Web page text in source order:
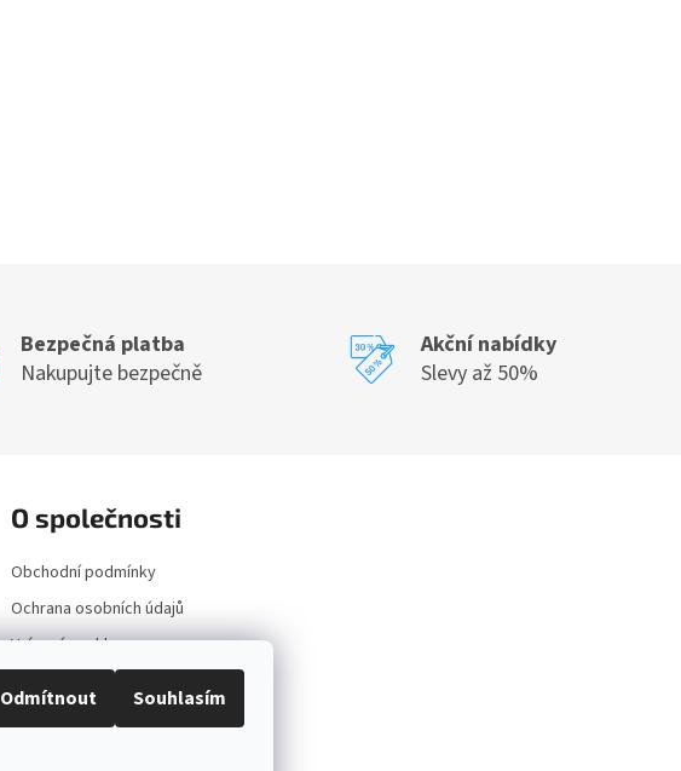
Odmítnout Souhlasím
Bezpečná platba
Nakupujte bezpečně
Akční nabídky
Slevy až 50%
O společnosti
Obchodní podmínky
Ochrana osobních údajů
Vrácení a reklamace
Doprava a platba